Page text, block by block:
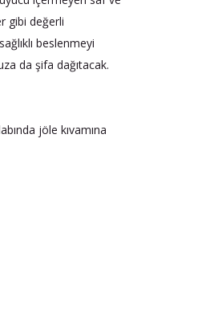
gibi değerli
beslenmeyi
da şifa dağıtacak.
jöle kıvamına